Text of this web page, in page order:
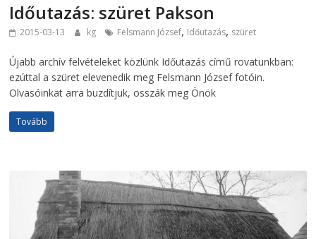
Időutazás: szüret Pakson
2015-03-13 kg Felsmann József, Időutazás, szüret
Újabb archív felvételeket közlünk Időutazás című rovatunkban:
ezúttal a szüret elevenedik meg Felsmann József fotóin.
Olvasóinkat arra buzdítjuk, osszák meg Önök
Tovább